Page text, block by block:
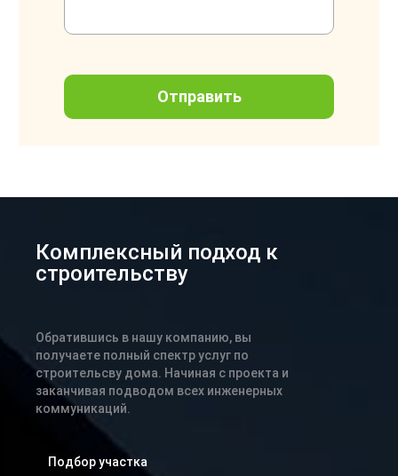
Комплексный подход к
строительству
Обратившись в нашу компанию, вы
получаете полный спектр услуг по
строительсву дома. Начиная с проекта и
заканчивая подводом всех инженерных
коммуникаций.
Подбор участка